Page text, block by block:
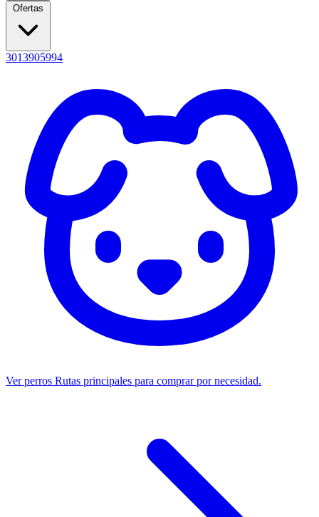
Ofertas
3013905994
Ver perros Rutas principales para comprar por necesidad.